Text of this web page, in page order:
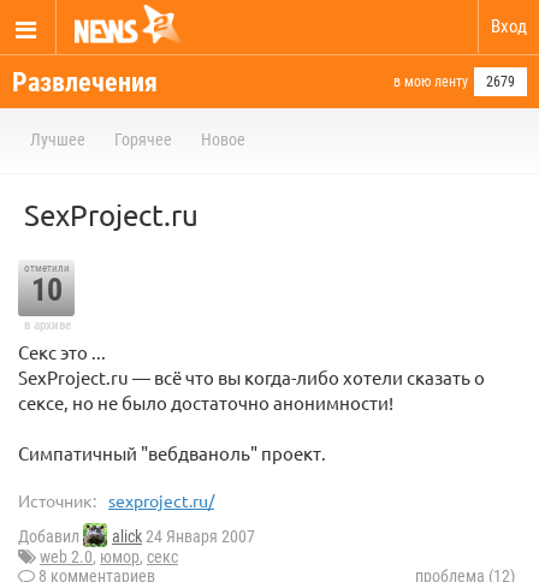
Вход
Развлечения в мою ленту 2679
Лучшее Горячее Новое
SexProject.ru
отметили
10
в архиве
Секс это ...
SexProject.ru — всё что вы когда-либо хотели сказать о
сексе, но не было достаточно анонимности!
Симпатичный "вебдваноль" проект.
Источник: sexproject.ru/
Добавил alick24 Января 2007
web 2.0, юмор, секс
8 комментариев
проблема (12)